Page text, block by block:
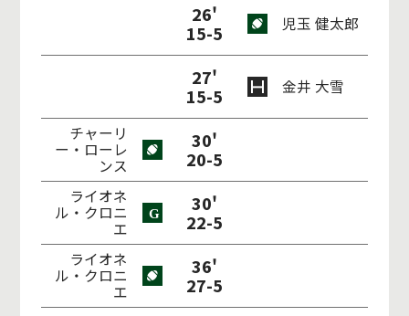
26'
15-5
児玉 健太郎
27'
15-5
金井 大雪
チャーリ
ー・ローレ
ンス
30'
20-5
ライオネ
ル・クロニ
エ
30'
22-5
ライオネ
ル・クロニ
エ
36'
27-5